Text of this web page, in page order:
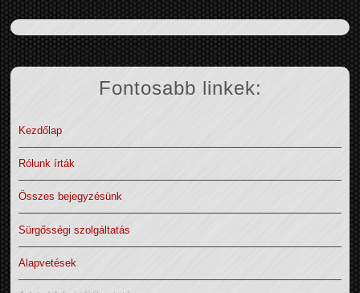
Fontosabb linkek:
Kezdőlap
Rólunk írták
Összes bejegyzésünk
Sürgősségi szolgáltatás
Alapvetések